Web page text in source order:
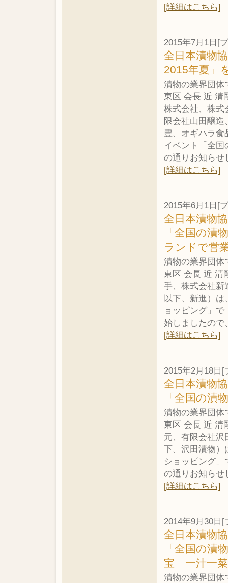
[詳細はこちら]
2015年7月1日[
全日本漬物
2015年夏」
漬物の業界団体
東区 会長 近 清
株式会社、株式
限会社山田醸
豊、オギハラ食
イベント「全国
の通りお知らせ
[詳細はこちら]
2015年6月1日[
全日本漬物
「全国の漬
ランドで営
漬物の業界団体
東区 会長 近 清
手、株式会社
以下、新進）
ョッピング」
始しましたので
[詳細はこちら]
2015年2月18日
全日本漬物
「全国の漬
漬物の業界団体
東区 会長 近 清
元、有限会社沢
下、沢田漬物）
ショッピング」
の通りお知らせ
[詳細はこちら]
2014年9月30日
全日本漬物
「全国の漬
宝 一汁一菜
漬物の業界団体